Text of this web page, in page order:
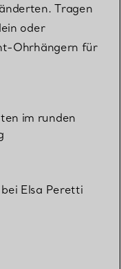
Tragen
oder
Ohrhängern für
im runden
Elsa Peretti